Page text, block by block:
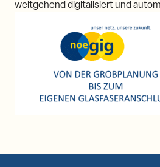
weitgehend digitalisiert und